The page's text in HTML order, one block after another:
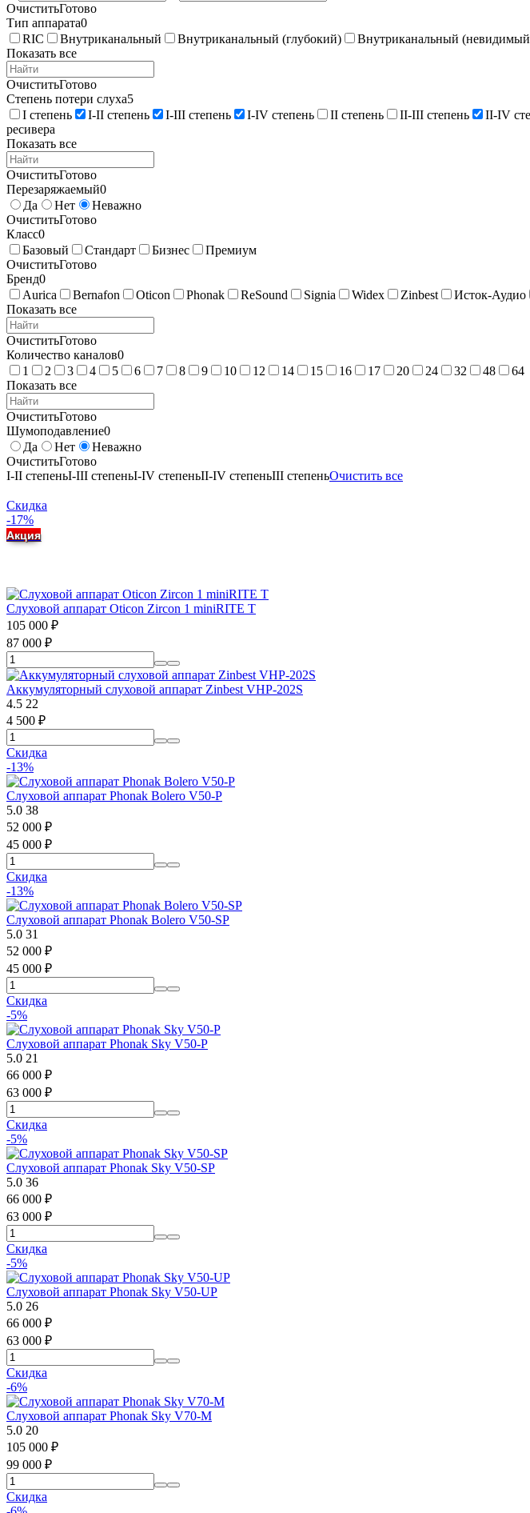
ОчиститьГотово
Тип аппарата0
RIC
Внутриканальный Внутриканальный (глубокий) Внутриканальный (невидимый
Показать все
ОчиститьГотово
Степень потери слуха5
I степень
I-II степень I-III степень I-IV степень II степень II-III степень II-IV
ресивера
Показать все
ОчиститьГотово
Перезаряжаемый0
Да
Нет
Неважно
ОчиститьГотово
Класс0
Базовый
Стандарт Бизнес
Премиум
ОчиститьГотово
Бренд0
Aurica
Bernafon Oticon Phonak ReSound Signia Widex Zinbest Исток-Аудио
Показать все
ОчиститьГотово
Количество каналов0
1
2 3 4 5 6 7 8 9 10 12 14 15 16 17 20 24 32 48
64
Показать все
ОчиститьГотово
Шумоподавление0
Да
Нет
Неважно
ОчиститьГотово
I-II степеньI-III степеньI-IV степеньII-IV степеньIII степеньОчистить все
Скидка
-17%
Акция
Слуховой аппарат Oticon Zircon 1 miniRITE T
105 000 ₽
87 000 ₽
Аккумуляторный слуховой аппарат Zinbest VHP-202S
4.5 22
4 500 ₽
Скидка
-13%
Слуховой аппарат Phonak Bolero V50-P
5.0 38
52 000 ₽
45 000 ₽
Скидка
-13%
Слуховой аппарат Phonak Bolero V50-SP
5.0 31
52 000 ₽
45 000 ₽
Скидка
-5%
Слуховой аппарат Phonak Sky V50-P
5.0 21
66 000 ₽
63 000 ₽
Скидка
-5%
Слуховой аппарат Phonak Sky V50-SP
5.0 36
66 000 ₽
63 000 ₽
Скидка
-5%
Слуховой аппарат Phonak Sky V50-UP
5.0 26
66 000 ₽
63 000 ₽
Скидка
-6%
Слуховой аппарат Phonak Sky V70-M
5.0 20
105 000 ₽
99 000 ₽
Скидка